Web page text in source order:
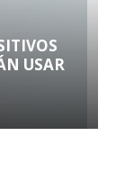
USAR